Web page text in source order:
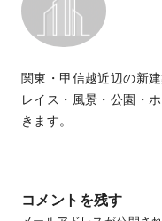
関東・甲信越近辺の新
レイス・風景・公園・
きます。
コメントを残す